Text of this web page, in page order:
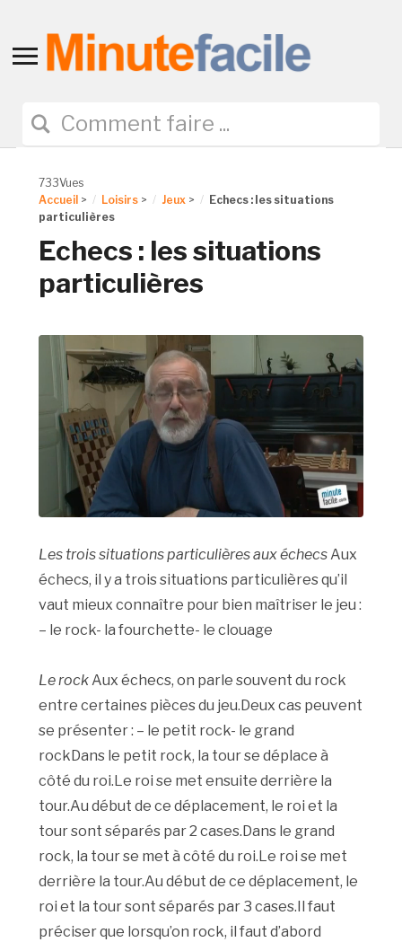
Toggle
navigation
733Vues
Accueil > Loisirs > Jeux >
Echecs : les situations
particulières
Echecs : les situations
particulières
Les trois situations particulières aux échecsAux
échecs, il y a trois situations particulières qu’il
vaut mieux connaître pour bien maîtriser le jeu :
– le rock- la fourchette- le clouage
Le rockAux échecs, on parle souvent du rock
entre certaines pièces du jeu.Deux cas peuvent
se présenter : – le petit rock- le grand
rockDans le petit rock, la tour se déplace à
côté du roi.Le roi se met ensuite derrière la
tour.Au début de ce déplacement, le roi et la
tour sont séparés par 2 cases.Dans le grand
rock, la tour se met à côté du roi.Le roi se met
derrière la tour.Au début de ce déplacement, le
roi et la tour sont séparés par 3 cases.Il faut
préciser que lorsqu’on rock, il faut d’abord